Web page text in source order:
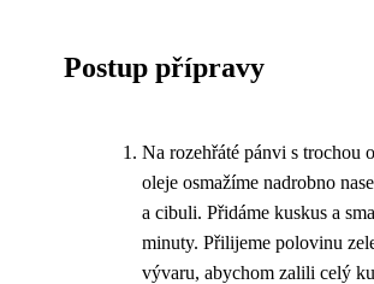
Postup přípravy
Na rozehřáté pánvi s trochou
oleje osmažíme nadrobno
a cibuli. Přidáme kuskus a
minuty. Přilijeme polovinu
vývaru, abychom zalili celý